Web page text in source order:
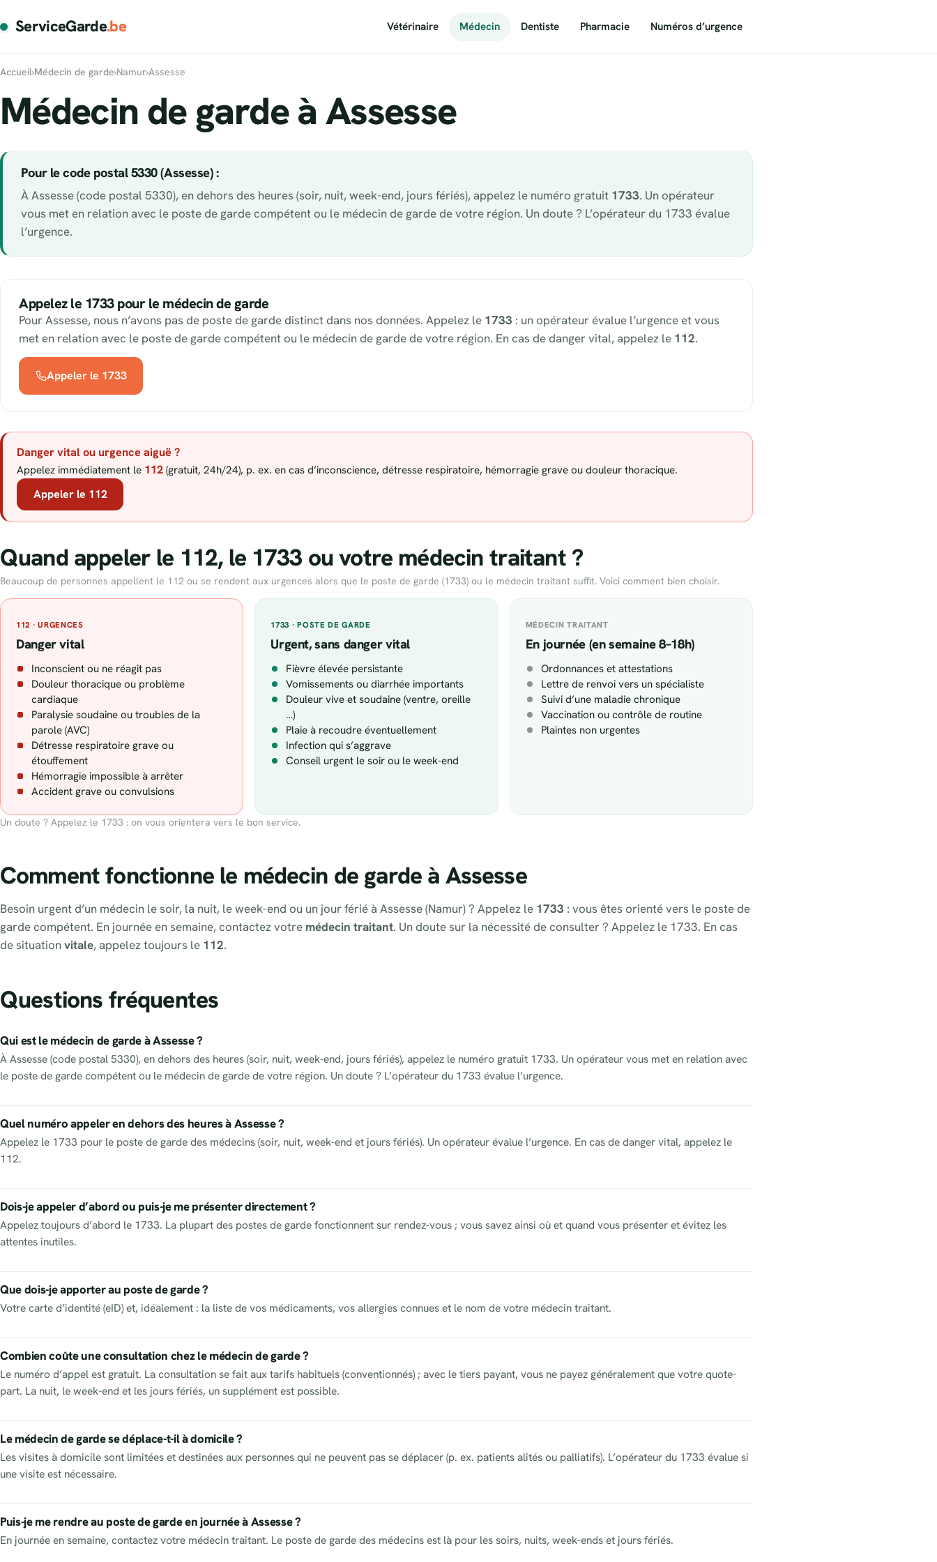
ServiceGarde.be Vétérinaire Médecin Dentiste Pharmacie Numéros d’urgence
Accueil›Médecin de garde›Namur›Assesse
Médecin de garde à Assesse
Pour le code postal 5330 (Assesse) :
À Assesse (code postal 5330), en dehors des heures (soir, nuit, week-end, jours fériés), appelez le numéro gratuit 1733. Un opérateur
vous met en relation avec le poste de garde compétent ou le médecin de garde de votre région. Un doute ? L’opérateur du 1733 évalue
l’urgence.
Appelez le 1733 pour le médecin de garde
Pour Assesse, nous n’avons pas de poste de garde distinct dans nos données. Appelez le 1733 : un opérateur évalue l’urgence et vous
met en relation avec le poste de garde compétent ou le médecin de garde de votre région. En cas de danger vital, appelez le 112.
Appeler le 1733
Danger vital ou urgence aiguë ?
Appelez immédiatement le 112 (gratuit, 24h/24), p. ex. en cas d’inconscience, détresse respiratoire, hémorragie grave ou douleur thoracique.
Appeler le 112
Quand appeler le 112, le 1733 ou votre médecin traitant ?
Beaucoup de personnes appellent le 112 ou se rendent aux urgences alors que le poste de garde (1733) ou le médecin traitant suffit. Voici comment bien choisir.
112 · URGENCES
Danger vital
Inconscient ou ne réagit pas
Douleur thoracique ou problème
cardiaque
Paralysie soudaine ou troubles de la
parole (AVC)
Détresse respiratoire grave ou
étouffement
Hémorragie impossible à arrêter
Accident grave ou convulsions
1733 · POSTE DE GARDE
Urgent, sans danger vital
Fièvre élevée persistante
Vomissements ou diarrhée importants
Douleur vive et soudaine (ventre, oreille
…)
Plaie à recoudre éventuellement
Infection qui s’aggrave
Conseil urgent le soir ou le week-end
MÉDECIN TRAITANT
En journée (en semaine 8–18h)
Ordonnances et attestations
Lettre de renvoi vers un spécialiste
Suivi d’une maladie chronique
Vaccination ou contrôle de routine
Plaintes non urgentes
Un doute ? Appelez le 1733 : on vous orientera vers le bon service.
Comment fonctionne le médecin de garde à Assesse
Besoin urgent d’un médecin le soir, la nuit, le week-end ou un jour férié à Assesse (Namur) ? Appelez le 1733 : vous êtes orienté vers le poste de
garde compétent. En journée en semaine, contactez votre médecin traitant. Un doute sur la nécessité de consulter ? Appelez le 1733. En cas
de situationvitale, appelez toujours le 112.
Questions fréquentes
Qui est le médecin de garde à Assesse ?
À Assesse (code postal 5330), en dehors des heures (soir, nuit, week-end, jours fériés), appelez le numéro gratuit 1733. Un opérateur vous met en relation avec
le poste de garde compétent ou le médecin de garde de votre région. Un doute ? L’opérateur du 1733 évalue l’urgence.
Quel numéro appeler en dehors des heures à Assesse ?
Appelez le 1733 pour le poste de garde des médecins (soir, nuit, week-end et jours fériés). Un opérateur évalue l’urgence. En cas de danger vital, appelez le
112.
Dois-je appeler d’abord ou puis-je me présenter directement ?
Appelez toujours d’abord le 1733. La plupart des postes de garde fonctionnent sur rendez-vous ; vous savez ainsi où et quand vous présenter et évitez les
attentes inutiles.
Que dois-je apporter au poste de garde ?
Votre carte d’identité (eID) et, idéalement : la liste de vos médicaments, vos allergies connues et le nom de votre médecin traitant.
Combien coûte une consultation chez le médecin de garde ?
Le numéro d’appel est gratuit. La consultation se fait aux tarifs habituels (conventionnés) ; avec le tiers payant, vous ne payez généralement que votre quote-
part. La nuit, le week-end et les jours fériés, un supplément est possible.
Le médecin de garde se déplace-t-il à domicile ?
Les visites à domicile sont limitées et destinées aux personnes qui ne peuvent pas se déplacer (p. ex. patients alités ou palliatifs). L’opérateur du 1733 évalue si
une visite est nécessaire.
Puis-je me rendre au poste de garde en journée à Assesse ?
En journée en semaine, contactez votre médecin traitant. Le poste de garde des médecins est là pour les soirs, nuits, week-ends et jours fériés.